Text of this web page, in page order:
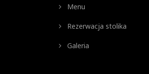
Menu
Rezerwacja stolika
Galeria